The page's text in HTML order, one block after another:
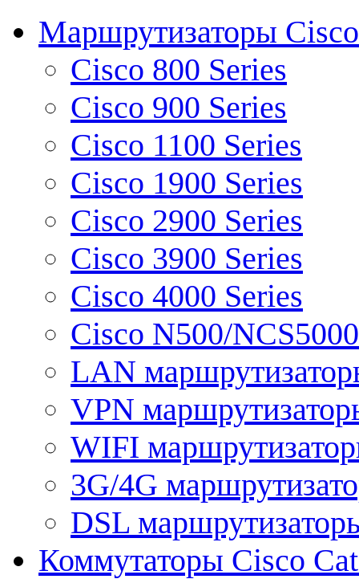
Маршрутизаторы Cisco
Cisco 800 Series
Cisco 900 Series
Cisco 1100 Series
Cisco 1900 Series
Cisco 2900 Series
Cisco 3900 Series
Cisco 4000 Series
Cisco N500/
LAN
VPN
WIFI
3G/4G
DSL
Коммутаторы Cisco